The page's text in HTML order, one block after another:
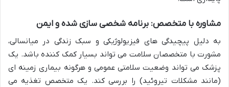
مشاوره با متخصص: برنامه شخصی سازی شده و ایمن
به دلیل پیچیدگی های فیزیولوژیکی و سبک زندگی در میانسالی،
مشورت با متخصصان سلامت می تواند بسیار کمک کننده باشد. یک
پزشک می تواند وضعیت سلامتی عمومی و هرگونه بیماری زمینه ای
(مانند مشکلات تیروئید) را بررسی کند. یک متخصص تغذیه می